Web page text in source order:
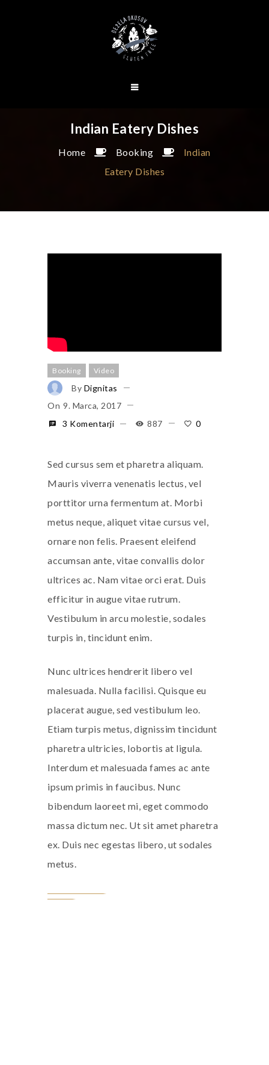
Indian Eatery Dishes
Home Booking
Indian
Eatery Dishes
Booking Video
By Dignitas
On 9. Marca, 2017
3 Komentarji
887 0
Sed cursus sem et pharetra aliquam.
Mauris viverra venenatis lectus, vel
porttitor urna fermentum at. Morbi
metus neque, aliquet vitae cursus vel,
ornare non felis. Praesent eleifend
accumsan ante, vitae convallis dolor
ultrices ac. Nam vitae orci erat. Duis
efficitur in augue vitae rutrum.
Vestibulum in arcu molestie, sodales
turpis in, tincidunt enim.
Nunc ultrices hendrerit libero vel
malesuada. Nulla facilisi. Quisque eu
placerat augue, sed vestibulum leo.
Etiam turpis metus, dignissim tincidunt
pharetra ultricies, lobortis at ligula.
Interdum et malesuada fames ac ante
ipsum primis in faucibus. Nunc
bibendum laoreet mi, eget commodo
massa dictum nec. Ut sit amet pharetra
ex. Duis nec egestas libero, ut sodales
metus.